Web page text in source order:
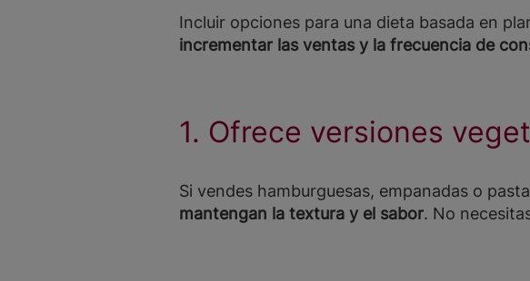
Incluir opciones para una dieta basada en
incrementar las ventas y la frecuencia de
1. Ofrece versiones
Si vendes hamburguesas, empanadas o
mantengan la textura y el sabor. No